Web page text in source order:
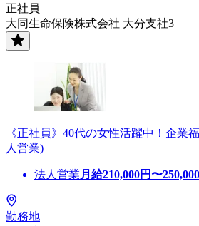
正社員
大同生命保険株式会社 大分支社3
《正社員》40代の女性活躍中！企業
人営業)
法人営業 月給210,000円〜250,000
勤務地